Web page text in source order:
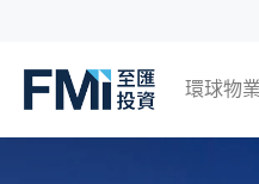
FMI
環球物業
日本
英國
泰國
馬來西